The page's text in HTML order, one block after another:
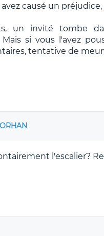
causé un
un invité tombe
si vous l'avez
tentative de
l'escalier?